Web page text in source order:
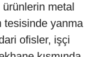
metal
tesisinde yanma
ofisler, işçi